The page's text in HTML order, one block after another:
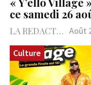
ce samedi 26
LA REDACTION Août
Culture